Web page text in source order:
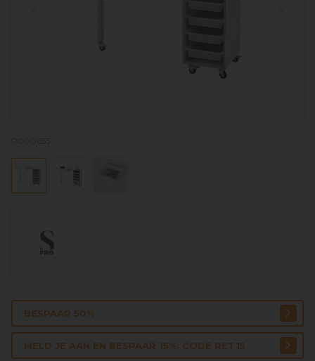
BESPAAR 50%
MELD JE AAN EN BESPAAR 15%: CODE RET15